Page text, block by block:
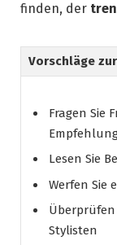
finden, der
Vorschläge
Fragen Sie
Lesen Sie
Werfen Sie
Stylisten